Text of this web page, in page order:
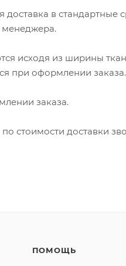
в стандартные
менеджера.
исходя из ширины
при оформлении заказа.
заказа.
стоимости доставки
ПОМОЩЬ
Текстиль»
и
"Принять".